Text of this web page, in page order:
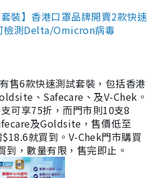
裝】香港口罩品牌開賣2款快速
檢測Delta/Omicron病毒
售6款快速測試套裝，包括香港
、Safecare、及V-Chek。
可享75折，而門市則10支8
及Goldsite，售價低至
就買到。V-Chek門市購買
到，數量有限，售完即止。